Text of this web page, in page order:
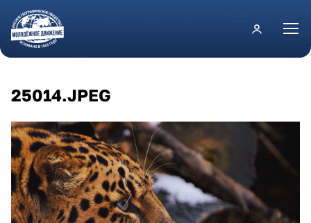
Перейти к основному содержанию
25014.JPEG